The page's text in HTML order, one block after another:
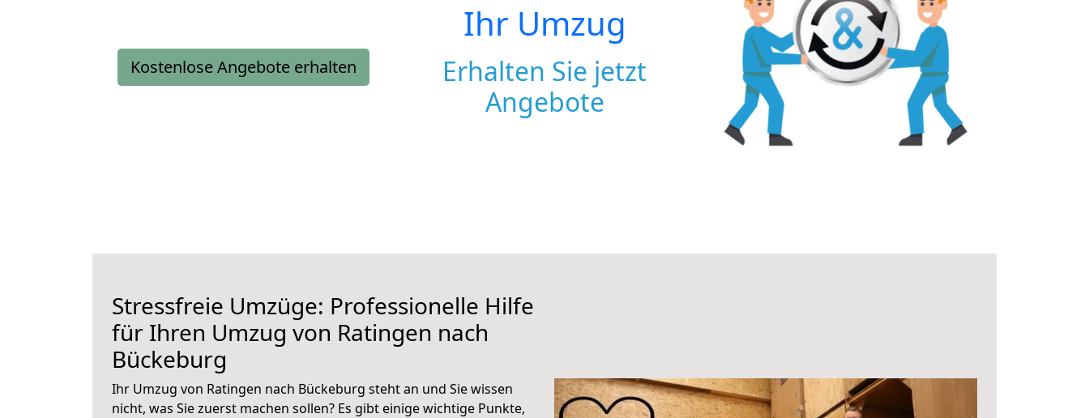
Kostenlose Angebote erhalten
Ihr Umzug
Erhalten Sie jetzt
Angebote
Stressfreie Umzüge: Professionelle Hilfe
für Ihren Umzug von Ratingen nach
Bückeburg
Ihr Umzug von Ratingen nach Bückeburg steht an und Sie wissen
nicht, was Sie zuerst machen sollen? Es gibt einige wichtige Punkte,